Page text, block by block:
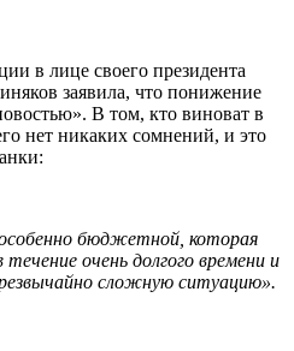
в лице своего президента
заявила, что понижение
В том, кто виноват в
нет никаких сомнений, и это
бюджетной, которая
очень долгого времени и
сложную ситуацию».